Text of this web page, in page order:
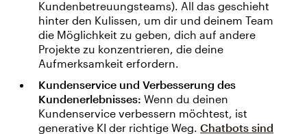
Kundenbetreuungsteams). All das geschieht
hinter den Kulissen, um dir und deinem Team
die Möglichkeit zu geben, dich auf andere
Projekte zu konzentrieren, die deine
Aufmerksamkeit erfordern.
Kundenservice und Verbesserung des
Kundenerlebnisses: Wenn du deinen
Kundenservice verbessern möchtest, ist
generative KI der richtige Weg. Chatbots sind